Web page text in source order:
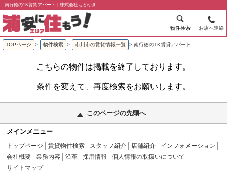
南行徳の1K賃貸アパート | 株式会社もとゆき
物件検索 お店へ連絡
TOPページ > 物件検索 > 市川市の賃貸情報一覧 > 南行徳の1K賃貸アパート
こちらの物件は掲載を終了しております。
条件を変えて、再度検索をお願いします。
このページの先頭へ
メインメニュー
トップページ 賃貸物件検索 スタッフ紹介 店舗紹介
インフォメーション
会社概要
業務内容 沿革 採用情報
個人情報の取扱いについて
サイトマップ